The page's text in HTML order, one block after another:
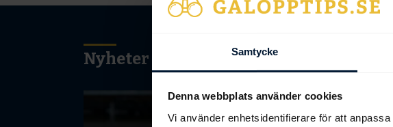
Samtycke
Denna webbplats använder cookies
Vi använder enhetsidentifierare för att
Nyheter